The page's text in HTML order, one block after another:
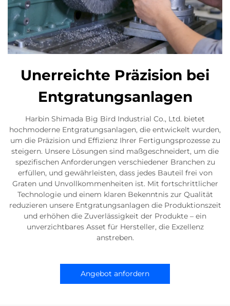
Unerreichte Präzision bei
Entgratungsanlagen
Harbin Shimada Big Bird Industrial Co., Ltd. bietet
hochmoderne Entgratungsanlagen, die entwickelt wurden,
um die Präzision und Effizienz Ihrer Fertigungsprozesse zu
steigern. Unsere Lösungen sind maßgeschneidert, um die
spezifischen Anforderungen verschiedener Branchen zu
erfüllen, und gewährleisten, dass jedes Bauteil frei von
Graten und Unvollkommenheiten ist. Mit fortschrittlicher
Technologie und einem klaren Bekenntnis zur Qualität
reduzieren unsere Entgratungsanlagen die Produktionszeit
und erhöhen die Zuverlässigkeit der Produkte – ein
unverzichtbares Asset für Hersteller, die Exzellenz
anstreben.
Angebot anfordern